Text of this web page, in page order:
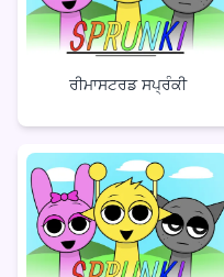
ਰੀਮਾਸਟਰਡ ਸਪ੍ਰੰਕੀ